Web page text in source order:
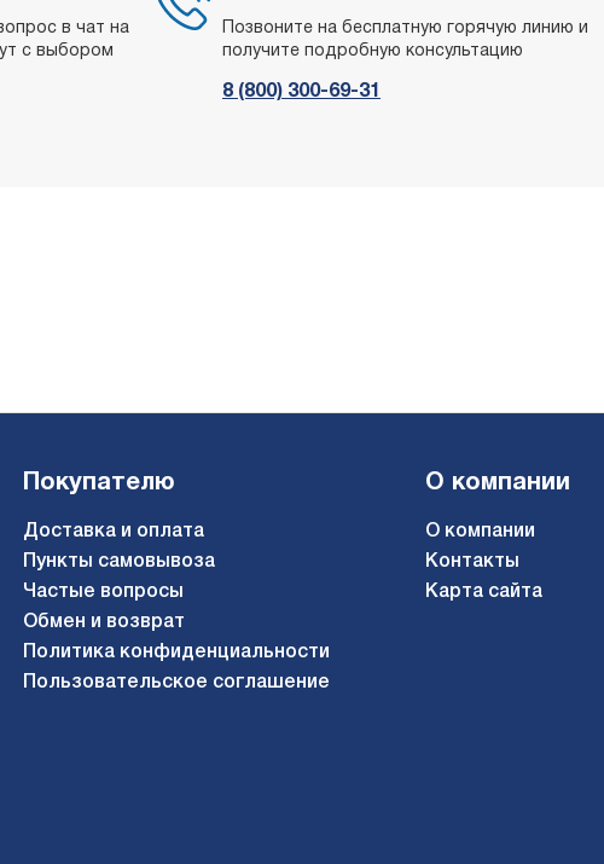
в чат на
с выбором
Позвоните на бесплатную горячую линию и
получите подробную консультацию
8 (800) 300-69-31
Покупателю
Доставка и оплата
Пункты самовывоза
Частые вопросы
Обмен и возврат
Политика конфиденциальности
Пользовательское соглашение
О компании
О компании
Контакты
Карта сайта